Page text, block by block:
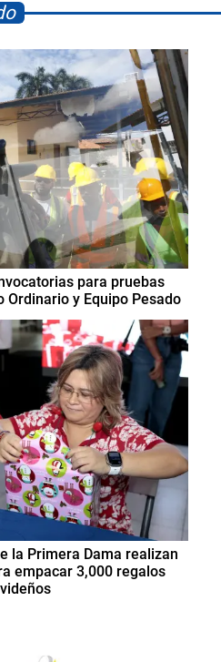
para pruebas
Ordinario y Equipo Pesado
la Primera Dama realizan
empacar 3,000 regalos